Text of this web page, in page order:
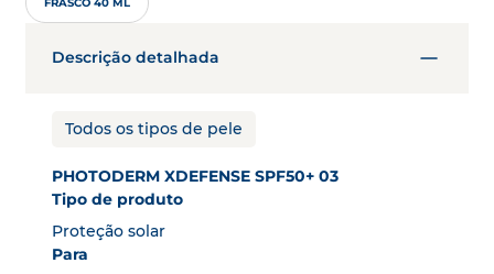
Descrição detalhada
Todos os tipos de pele
PHOTODERM XDEFENSE SPF50+ 03
Tipo de produto
Proteção solar
Para